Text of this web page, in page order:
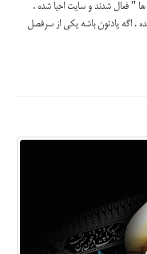
" فعال شدند و سایت احیا شده .
. اگه یادتون باشه یکی از سرفصل